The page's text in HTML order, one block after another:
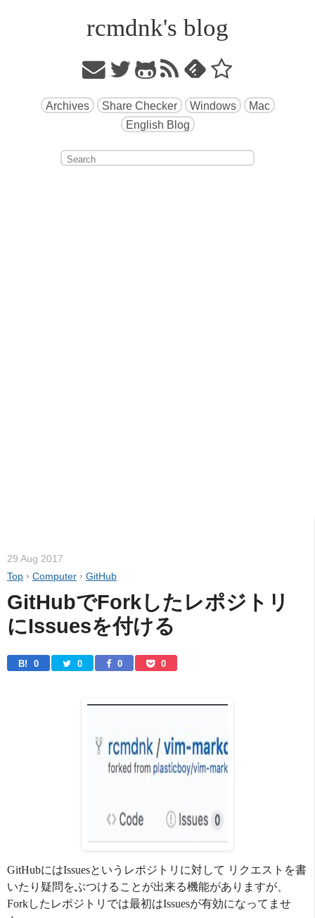
rcmdnk's blog
Archives Share Checker Windows
Mac
English Blog
29 Aug 2017
Top › Computer › GitHub
GitHubでForkしたレポジトリ
にIssuesを付ける
B! 0 0 0 0
GitHubにはIssuesというレポジトリに対して リクエストを書
いたり疑問をぶつけることが出来る機能がありますが、
Forkしたレポジトリでは最初はIssuesが有効になってませ